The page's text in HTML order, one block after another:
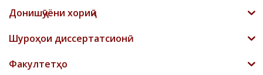
Донишҷӯёни хориҷӣ
Шyроҳои диссертатсионӣ
Факултетҳо